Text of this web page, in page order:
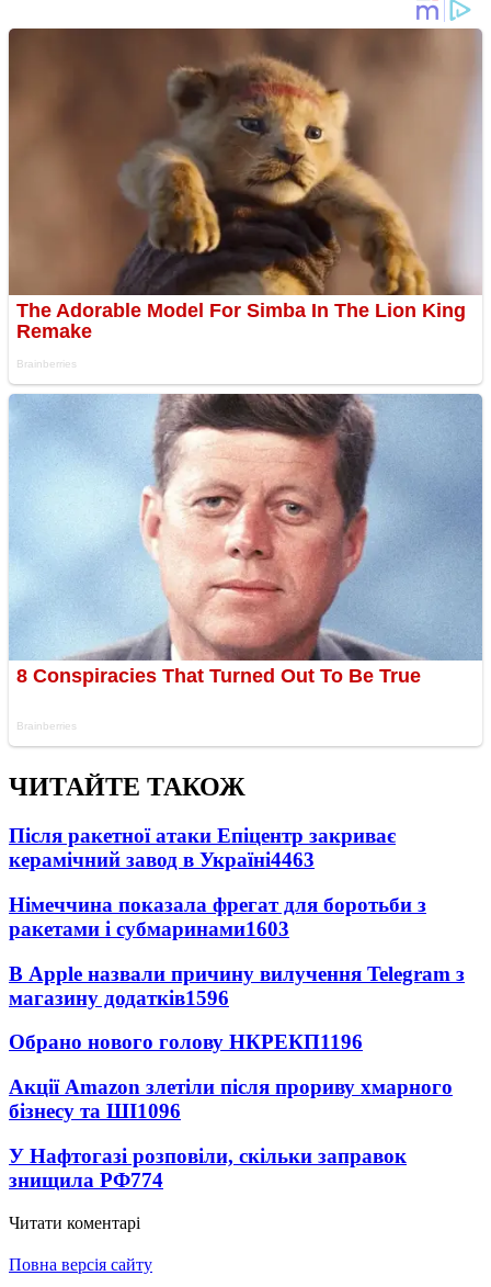
ЧИТАЙТЕ ТАКОЖ
Після ракетної атаки Епіцентр закриває
керамічний завод в Україні4463
Німеччина показала фрегат для боротьби з
ракетами і субмаринами1603
В Apple назвали причину вилучення Telegram з
магазину додатків1596
Обрано нового голову НКРЕКП1196
Акції Amazon злетіли після прориву хмарного
бізнесу та ШІ1096
У Нафтогазі розповіли, скільки заправок
знищила РФ774
Читати коментарі
Повна версія сайту